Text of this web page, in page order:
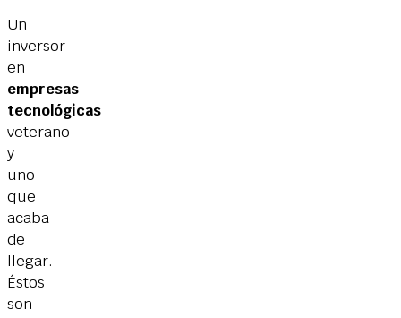
Un
inversor
en
empresas
tecnológicas
veterano
y
uno
que
acaba
de
llegar.
Éstos
son